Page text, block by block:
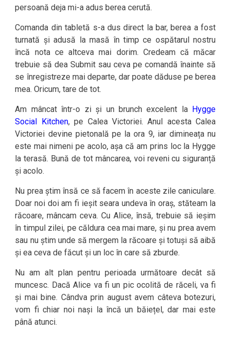
persoană deja mi-a adus berea cerută.
Comanda din tabletă s-a dus direct la bar, berea a fost
turnată și adusă la masă în timp ce ospătarul nostru
încă nota ce altceva mai dorim. Credeam că măcar
trebuie să dea Submit sau ceva pe comandă înainte să
se înregistreze mai departe, dar poate dăduse pe berea
mea. Oricum, tare de tot.
Am mâncat într-o zi și un brunch excelent la Hygge
Social Kitchen, pe Calea Victoriei. Anul acesta Calea
Victoriei devine pietonală pe la ora 9, iar dimineața nu
este mai nimeni pe acolo, așa că am prins loc la Hygge
la terasă. Bună de tot mâncarea, voi reveni cu siguranță
și acolo.
Nu prea știm însă ce să facem în aceste zile caniculare.
Doar noi doi am fi ieșit seara undeva în oraș, stăteam la
răcoare, mâncam ceva. Cu Alice, însă, trebuie să ieșim
în timpul zilei, pe căldura cea mai mare, și nu prea avem
sau nu știm unde să mergem la răcoare și totuși să aibă
și ea ceva de făcut și un loc în care să zburde.
Nu am alt plan pentru perioada următoare decât să
muncesc. Dacă Alice va fi un pic ocolită de răceli, va fi
și mai bine. Cândva prin august avem câteva botezuri,
vom fi chiar noi nași la încă un băiețel, dar mai este
până atunci.